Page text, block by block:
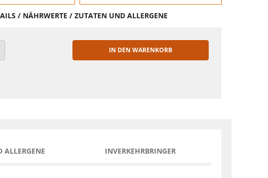
/ NÄHRWERTE / ZUTATEN UND ALLERGENE
ERHÖHEN
IN DEN WARENKORB
ALLERGENE INVERKEHRBRINGER